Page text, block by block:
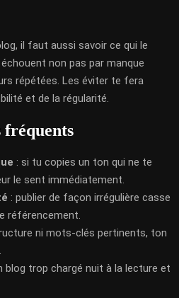
il faut aussi savoir ce qui le
non pas par manque
répétées. Les éviter te fera
et de la régularité.
fréquents
: si tu copies un ton qui ne te
le sent immédiatement.
: publier de façon irrégulière casse
référencement.
ni mots-clés pertinents, ton
blog trop chargé nuit à la lecture et